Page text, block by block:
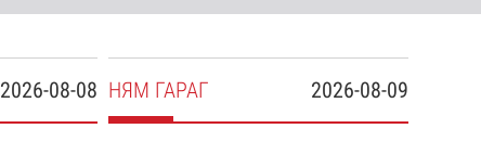
2026-08-08 2026-08-09
НЯМ ГАРАГ